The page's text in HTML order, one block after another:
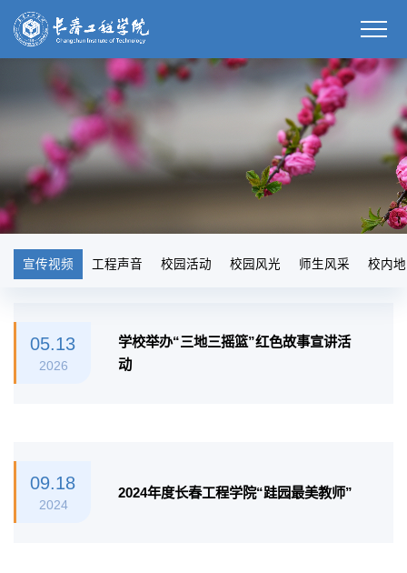
宣传视频 工程声音 校园活动 校园风光 师生风采 校内
05.13
2026
学校举办“三地三摇篮”红色故事宣讲活
动
09.18
2024
2024年度长春工程学院“跬园最美教师”